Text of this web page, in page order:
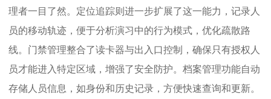
理者一目了然。定位追踪则进一步扩展了这一能力，记录人
员的移动轨迹，便于分析演习中的行为模式，优化疏散路
线。门禁管理整合了读卡器与出入口控制，确保只有授权人
员才能进入特定区域，增强了安全防护。档案管理功能自动
存储人员信息，如身份和历史记录，方便快速查询和更新。